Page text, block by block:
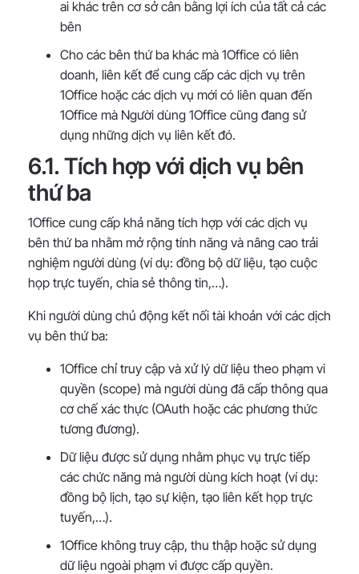
ai khác trên cơ sở cân bằng lợi ích của tất cả các
bên
Cho các bên thứ ba khác mà 1Office có liên
doanh, liên kết để cung cấp các dịch vụ trên
1Office hoặc các dịch vụ mới có liên quan đến
1Office mà Người dùng 1Office cũng đang sử
dụng những dịch vụ liên kết đó.
6.1. Tích hợp với dịch vụ bên
thứ ba
1Office cung cấp khả năng tích hợp với các dịch vụ
bên thứ ba nhằm mở rộng tính năng và nâng cao trải
nghiệm người dùng (ví dụ: đồng bộ dữ liệu, tạo cuộc
họp trực tuyến, chia sẻ thông tin,…).
Khi người dùng chủ động kết nối tài khoản với các dịch
vụ bên thứ ba:
1Office chỉ truy cập và xử lý dữ liệu theo phạm vi
quyền (scope) mà người dùng đã cấp thông qua
cơ chế xác thực (OAuth hoặc các phương thức
tương đương).
Dữ liệu được sử dụng nhằm phục vụ trực tiếp
các chức năng mà người dùng kích hoạt (ví dụ:
đồng bộ lịch, tạo sự kiện, tạo liên kết họp trực
tuyến,…).
1Office không truy cập, thu thập hoặc sử dụng
dữ liệu ngoài phạm vi được cấp quyền.